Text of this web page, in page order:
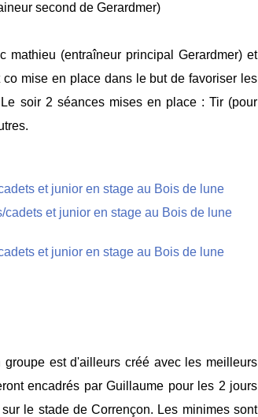
second de Gerardmer)
(entraîneur principal Gerardmer) et
mise en place dans le but de favoriser les
soir 2 séances mises en place : Tir (pour
groupe est d'ailleurs créé avec les meilleurs
encadrés par Guillaume pour les 2 jours
le stade de Corrençon. Les minimes sont